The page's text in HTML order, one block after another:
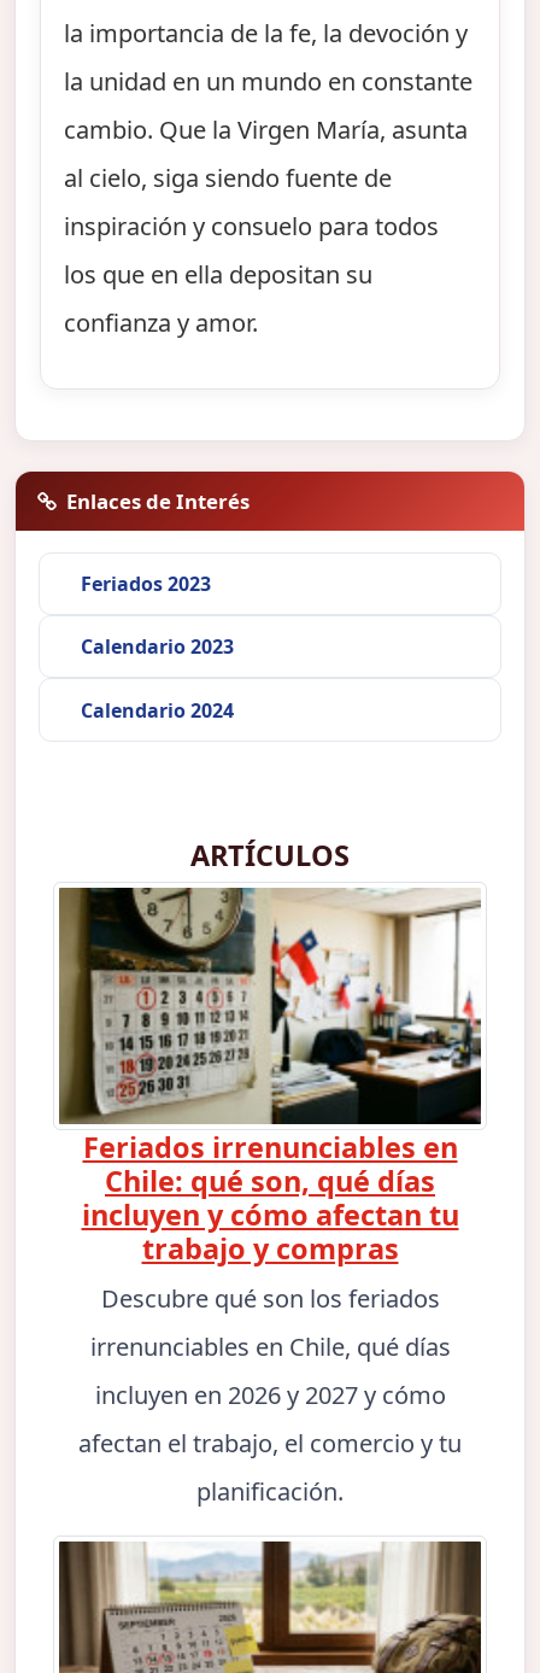
la importancia de la fe, la devoción y
la unidad en un mundo en constante
cambio. Que la Virgen María, asunta
al cielo, siga siendo fuente de
inspiración y consuelo para todos
los que en ella depositan su
confianza y amor.
Enlaces de Interés
Feriados 2023
Calendario 2023
Calendario 2024
ARTÍCULOS
Feriados irrenunciables en
Chile: qué son, qué días
incluyen y cómo afectan tu
trabajo y compras
Descubre qué son los feriados
irrenunciables en Chile, qué días
incluyen en 2026 y 2027 y cómo
afectan el trabajo, el comercio y tu
planificación.